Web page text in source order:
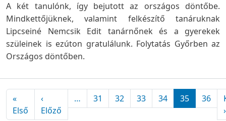
A két tanulónk, így bejutott az országos döntőbe.
Mindkettőjüknek, valamint felkészítő tanáruknak
Lipcseiné Nemcsik Edit tanárnőnek és a gyerekek
szüleinek is ezúton gratulálunk. Folytatás Győrben az
Országos döntőben.
Oldalszámozás
«
Első Első oldal
‹
Előző Előző oldal
… 31 32 33 34 35 36
›